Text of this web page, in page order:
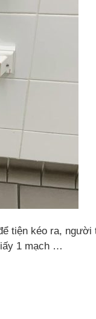
tiện kéo ra,
1 mạch …